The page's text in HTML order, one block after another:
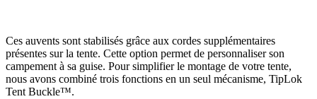
Ces auvents sont stabilisés grâce aux cordes supplémentaires
présentes sur la tente. Cette option permet de personnaliser son
campement à sa guise. Pour simplifier le montage de votre tente,
nous avons combiné trois fonctions en un seul mécanisme, TipLok
Tent Buckle™.